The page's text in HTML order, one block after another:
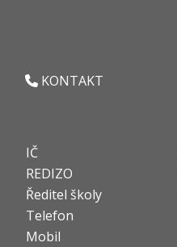
KONTAKT
IČ
REDIZO
Ředitel školy
Telefon
Mobil